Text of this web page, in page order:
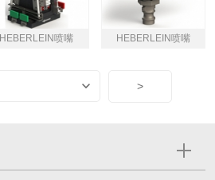
HEBERLEIN喷嘴 HEBERLEIN喷嘴
>